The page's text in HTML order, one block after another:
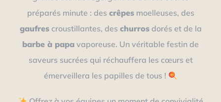
préparés minute : des crêpesmoelleuses, des
gaufrescroustillantes, des churrosdorés et de la
barbe à papa vaporeuse. Un véritable festin de
saveurs sucrées qui réchauffera les cœurs et
émerveillera les papilles de tous !